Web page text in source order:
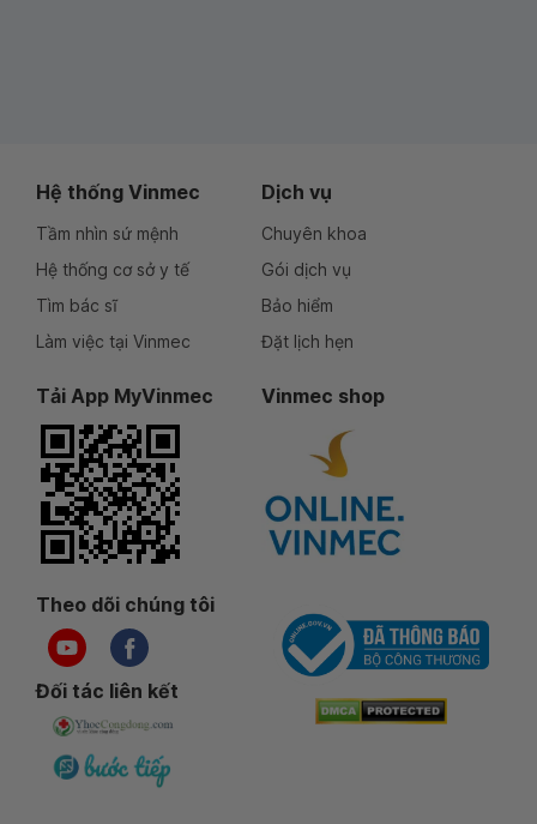
Hệ thống Vinmec
Tầm nhìn sứ mệnh
Hệ thống cơ sở y tế
Tìm bác sĩ
Làm việc tại Vinmec
Dịch vụ
Chuyên khoa
Gói dịch vụ
Bảo hiểm
Đặt lịch hẹn
Tải App MyVinmec Vinmec shop
Theo dõi chúng tôi
Đối tác liên kết